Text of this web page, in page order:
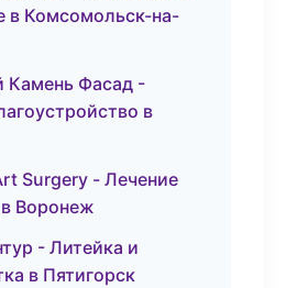
в Комсомольск-на-
Камень Фасад -
в
Surgery - Лечение
Воронеж
- Литейка и
в Пятигорск